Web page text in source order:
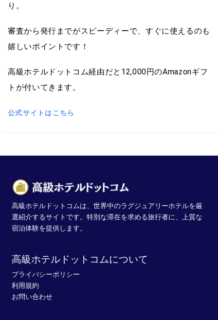
り。
審査から発行までがスピーディーで、すぐに使えるのも
嬉しいポイントです！
高級ホテルドットコム経由だと12,000円のAmazonギフ
トが付いてきます。
公式サイトはこちら
高級ホテルドットコムは、世界中のラグジュアリーホテルを厳
選紹介するサイトです。特別な滞在を求める旅行者に、上質な
宿泊体験を提供します。
高級ホテルドットコムについて
プライバシーポリシー
利用規約
お問い合わせ